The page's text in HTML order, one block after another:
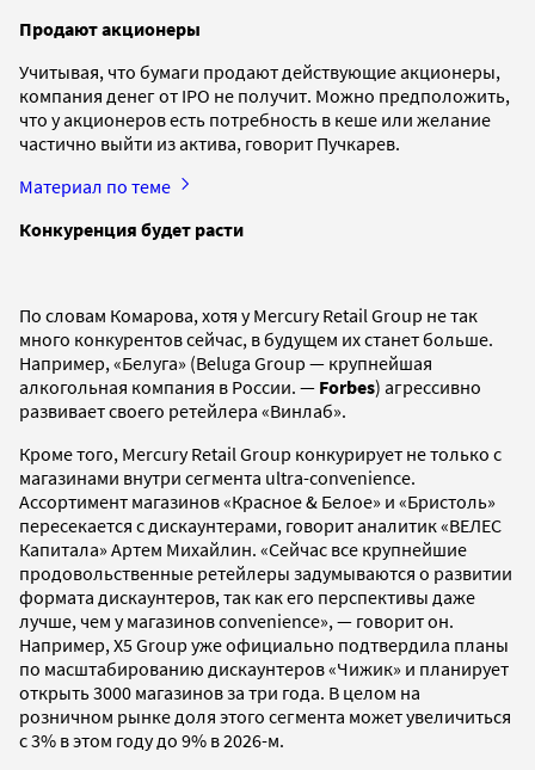
Продают акционеры
Учитывая, что бумаги продают действующие акционеры,
компания денег от IPO не получит. Можно предположить,
что у акционеров есть потребность в кеше или желание
частично выйти из актива, говорит Пучкарев.
Материал по теме
Конкуренция будет расти
По словам Комарова, хотя у Mercury Retail Group не так
много конкурентов сейчас, в будущем их станет больше.
Например, «Белуга» (Beluga Group — крупнейшая
алкогольная компания в России. — Forbes) агрессивно
развивает своего ретейлера «Винлаб».
Кроме того, Mercury Retail Group конкурирует не только с
магазинами внутри сегмента ultra-convenience.
Ассортимент магазинов «Красное & Белое» и «Бристоль»
пересекается с дискаунтерами, говорит аналитик «ВЕЛЕС
Капитала» Артем Михайлин. «Сейчас все крупнейшие
продовольственные ретейлеры задумываются о развитии
формата дискаунтеров, так как его перспективы даже
лучше, чем у магазинов convenience», — говорит он.
Например, X5 Group уже официально подтвердила планы
по масштабированию дискаунтеров «Чижик» и планирует
открыть 3000 магазинов за три года. В целом на
розничном рынке доля этого сегмента может увеличиться
с 3% в этом году до 9% в 2026-м.